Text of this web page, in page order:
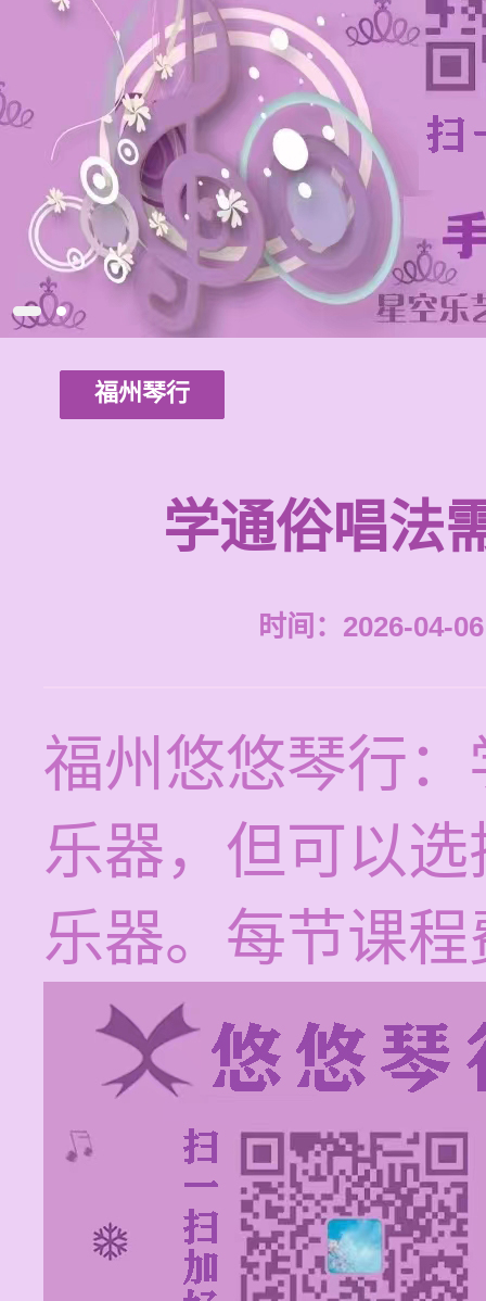
福州琴行
学通俗唱法
时间：2026-04-
福州悠悠琴行
乐器，但可以
乐器。每节课